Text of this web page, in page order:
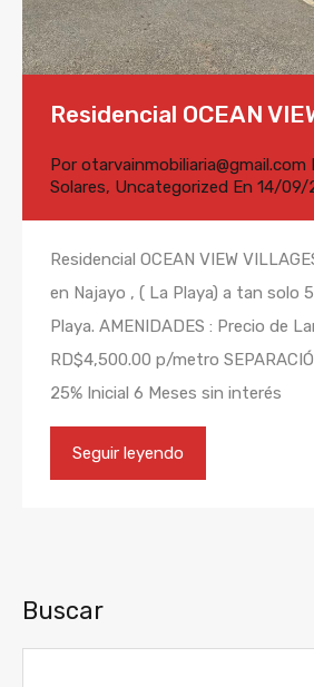
Residencial OCEAN
Por otarvainmobiliaria@gmail.com
Solares, Uncategorized En 14/09/
Residencial OCEAN VIEW
en Najayo , ( La Playa) a tan solo
Playa. AMENIDADES : Precio de
RD$4,500.00 p/metro
25% Inicial 6 Meses sin interés
Seguir leyendo
Buscar